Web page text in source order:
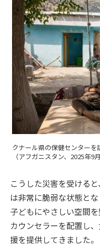
クナール県の保健センター
（アフガニスタン、2025年9
こうした災害を受ける
は非常に脆弱な状態と
子どもにやさしい空間
カウンセラーを配置し
援を提供してきました。